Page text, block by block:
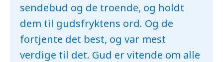
sendebud og de troende, og holdt
dem til gudsfryktens ord. Og de
fortjente det best, og var mest
verdige til det. Gud er vitende om alle